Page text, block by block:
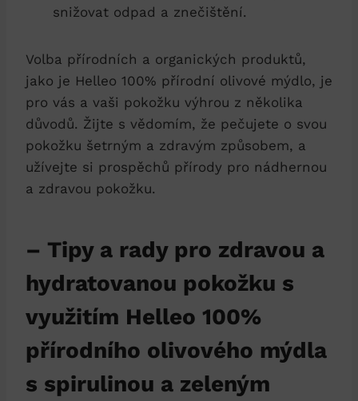
snižovat odpad a znečištění.
Volba přírodních a organických produktů,
jako je Helleo 100% přírodní olivové mýdlo, je
pro vás a vaši pokožku výhrou z několika
důvodů. Žijte s vědomím, že pečujete o svou
pokožku šetrným a zdravým způsobem, a
užívejte si prospěchů přírody pro nádhernou
a zdravou pokožku.
– Tipy a rady pro zdravou a
hydratovanou pokožku s
využitím Helleo 100%
přírodního olivového mýdla
s spirulinou a zeleným